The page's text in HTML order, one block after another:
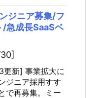
ジニア募集/フ
/急成長SaaSベ
更新] 事業拡大に
ジニア採用すす
で再募集。ミー